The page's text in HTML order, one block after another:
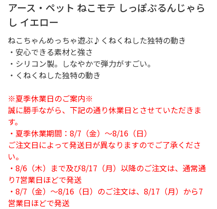
アース・ペット ねこモテ しっぽぷるんじゃら
し イエロー
ねこちゃんめっちゃ遊ぶ♪くねくねした独特の動き
・安心できる素材と強さ
・シリコン製。しなやかで弾力がすごい。
・くねくねした独特の動き
※夏季休業日のご案内※
誠に勝手ながら、下記の通り休業日とさせていただきま
す。
・夏季休業期間：8/7（金）～8/16（日）
ご注文日によって発送日が異なりますのでご了承くださ
い。
・8/6（木）まで及び8/17（月）以降のご注文は、通常通
り7営業日ほどで発送
・8/7（金）～8/16（日）のご注文は、8/17（月）から7
営業日ほどで発送